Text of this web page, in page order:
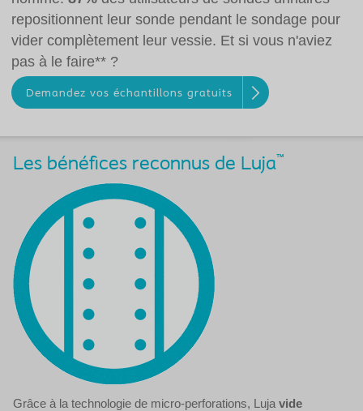
repositionnent leur sonde pendant le sondage pour
vider complètement leur vessie. Et si vous n'aviez
pas à le faire** ?
Demandez vos échantillons gratuits
Les bénéfices reconnus de Luja™
Grâce à la technologie de micro-perforations, Luja vide